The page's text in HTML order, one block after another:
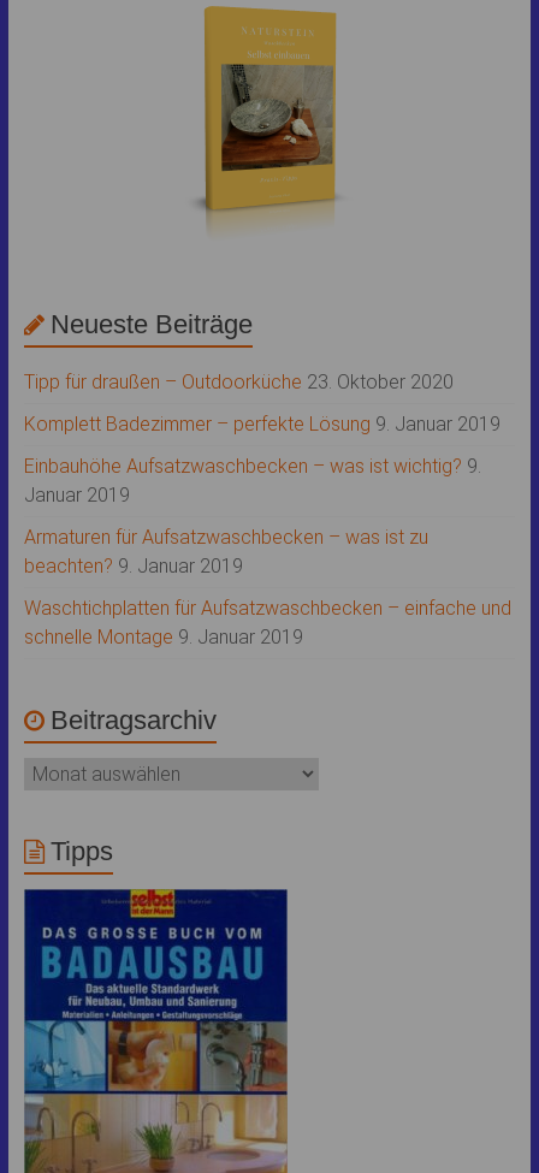
Neueste Beiträge
Tipp für draußen – Outdoorküche 23. Oktober 2020
Komplett Badezimmer – perfekte Lösung 9. Januar 2019
Einbauhöhe Aufsatzwaschbecken – was ist wichtig? 9.
Januar 2019
Armaturen für Aufsatzwaschbecken – was ist zu
beachten? 9. Januar 2019
Waschtichplatten für Aufsatzwaschbecken – einfache und
schnelle Montage 9. Januar 2019
Beitragsarchiv
Tipps